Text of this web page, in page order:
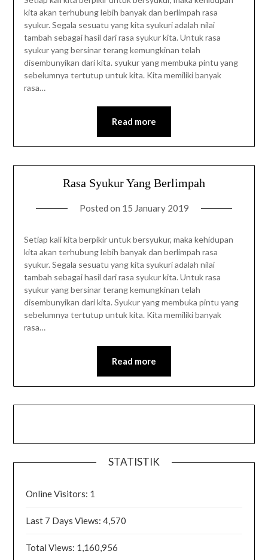
kita akan terhubung lebih banyak dan berlimpah rasa
syukur. Segala sesuatu yang kita syukuri adalah nilai
tambah sebagai hasil dari rasa syukur kita. Untuk rasa
syukur yang bersinar terang kemungkinan telah
disembunyikan dari kita. syukur yang membuka pintu yang
sebelumnya tertutup untuk kita. Kita memiliki banyak
rasa…
Read more
Rasa Syukur Yang Berlimpah
Posted on 15 January 2019
Setiap kali kita berpikir untuk bersyukur, maka kehidupan
kita akan terhubung lebih banyak dan berlimpah rasa
syukur. Segala sesuatu yang kita syukuri adalah nilai
tambah sebagai hasil dari rasa syukur kita. Untuk rasa
syukur yang bersinar terang kemungkinan telah
disembunyikan dari kita. Syukur yang membuka pintu yang
sebelumnya tertutup untuk kita. Kita memiliki banyak
rasa…
Read more
STATISTIK
Online Visitors: 1
Last 7 Days Views:4,570
Total Views: 1,160,956